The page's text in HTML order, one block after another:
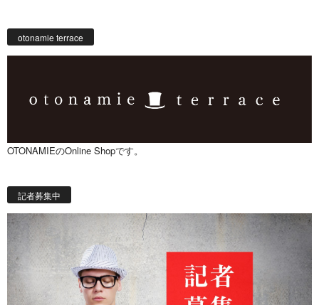
otonamie terrace
OTONAMIEのOnline Shopです。
記者募集中